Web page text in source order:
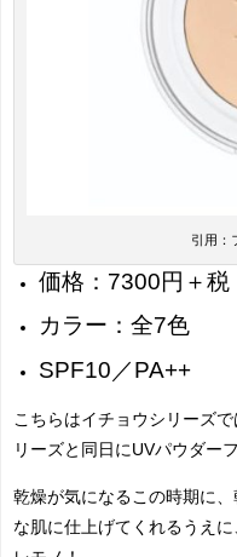
引用：
価格：7300円＋税
カラー：全7色
SPF10／PA++
こちらはイチョウシリーズ
リーズと同日にUVパウダー
乾燥が気になるこの時期に
な肌に仕上げてくれるうえ